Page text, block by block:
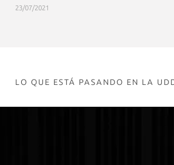
23/07/2021
LO QUE ESTÁ PASANDO EN LA